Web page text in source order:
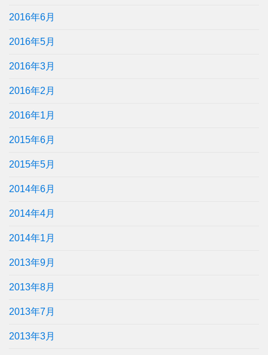
2016年6月
2016年5月
2016年3月
2016年2月
2016年1月
2015年6月
2015年5月
2014年6月
2014年4月
2014年1月
2013年9月
2013年8月
2013年7月
2013年3月